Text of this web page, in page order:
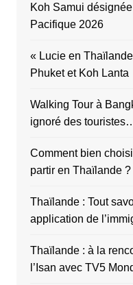
Koh Samui
Pacifique 2026
« Lucie en
Phuket et Koh Lanta
Walking Tour à
ignoré des
Comment bien
partir en Thaïlande ?
Thaïlande : Tout
application de
Thaïlande : à la
l’Isan avec TV5